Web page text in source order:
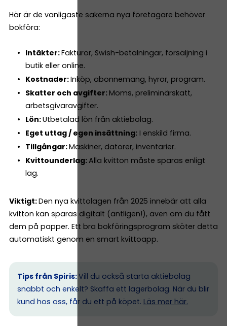
Här är de vanligaste sakerna nya företagare behöver
bokföra:
Intäkter:Fakturor, Swish-betalningar, försäljning i
butik eller online.
Kostnader:Inköp, abonnemang, hyror, program.
Skatter och avgifter: Moms, preliminärskatt,
arbetsgivaravgifter.
Lön:Utbetalad lön från aktiebolag.
Eget uttag / egen insättning:I enskild firma.
Tillgångar:Maskiner, datorer, inventarier.
Kvittounderlag:Alla kvitton måste sparas enligt
lag.
Viktigt:Den nya kvittolagen från 2025 innebär att alla
kvitton kan sparas digitalt (äntligen!), även om du fått
dem på papper. Ett bra bokföringsprogram sköter detta
automatiskt genom en smart kvittoapp.
Tips från Spiris:Vill du också starta aktiebolag
snabbt och enkelt? Skaffa ett lagerbolag. När du blir
kund hos oss, får du ett på köpet. Läs mer här.